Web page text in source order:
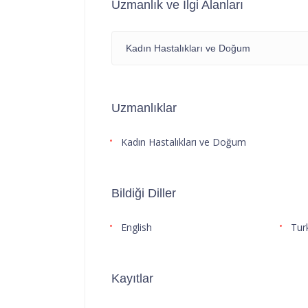
Uzmanlık ve İlgi Alanları
Kadın Hastalıkları ve Doğum
Uzmanlıklar
Kadın Hastalıkları ve Doğum
Bildiği Diller
English
Kayıtlar